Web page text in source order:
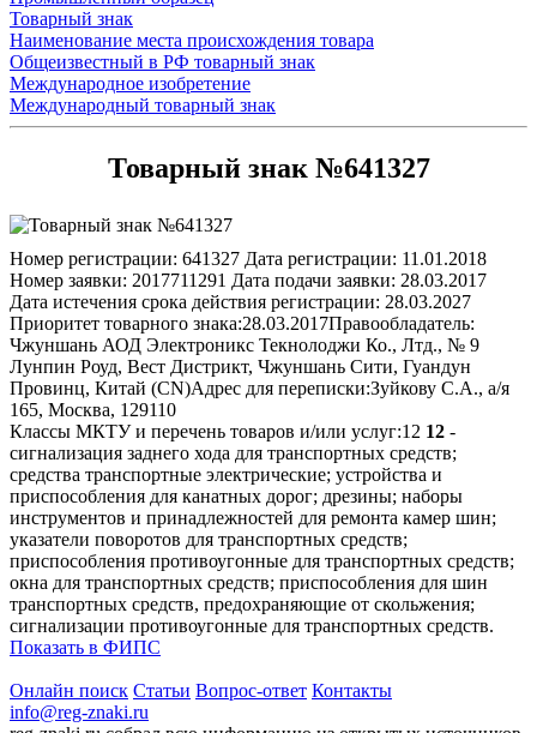
Товарный знак
Наименование места происхождения товара
Общеизвестный в РФ товарный знак
Международное изобретение
Международный товарный знак
Товарный знак №641327
Номер регистрации: 641327 Дата регистрации: 11.01.2018
Номер заявки: 2017711291 Дата подачи заявки: 28.03.2017
Дата истечения срока действия регистрации: 28.03.2027
Приоритет товарного знака:28.03.2017Правообладатель:
Чжуншань АОД Электроникс Текнолоджи Ко., Лтд., № 9
Лунпин Роуд, Вест Дистрикт, Чжуншань Сити, Гуандун
Провинц, Китай (CN)Адрес для переписки:Зуйкову С.А., а/я
165, Москва, 129110
Классы МКТУ и перечень товаров и/или услуг:12 12 -
сигнализация заднего хода для транспортных средств;
средства транспортные электрические; устройства и
приспособления для канатных дорог; дрезины; наборы
инструментов и принадлежностей для ремонта камер шин;
указатели поворотов для транспортных средств;
приспособления противоугонные для транспортных средств;
окна для транспортных средств; приспособления для шин
транспортных средств, предохраняющие от скольжения;
сигнализации противоугонные для транспортных средств.
Показать в ФИПС
Онлайн поиск Статьи Вопрос-ответ Контакты
info@reg-znaki.ru